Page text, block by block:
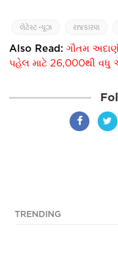
લેટેસ્ટ ન્યૂઝ રાજકારણ
Also Read: ગૌતમ
પહેલ માટે 26,000થી
TRENDING